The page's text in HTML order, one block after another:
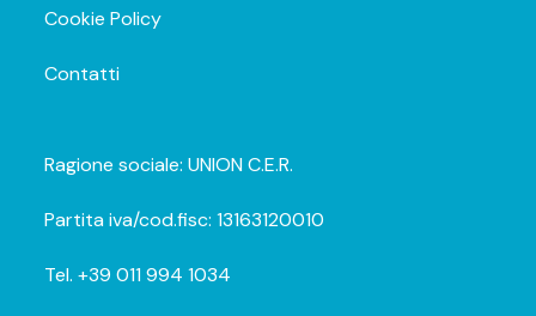
Cookie Policy
Contatti
Ragione sociale: UNION C.E.R.
​​Partita iva/cod.fisc: 13163120010
Tel. +39 011 994 1034